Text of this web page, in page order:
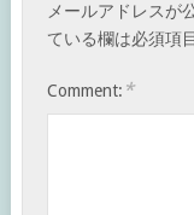
メールアドレスが
ている欄は必須項
Comment: *